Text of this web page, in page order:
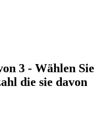
3 - Wählen Sie
die sie davon